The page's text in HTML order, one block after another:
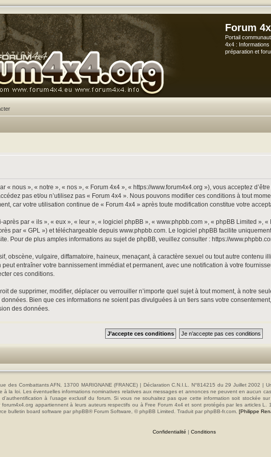
Forum
Portail
4x4 :
préparation et
« nous », « notre », « nos », « Forum 4x4 », « https://www.forum4x4.org »), vous acceptez
pas et/ou n’utilisez pas « Forum 4x4 ». Nous pouvons modifier ces conditions à tout
car votre utilisation continue de « Forum 4x4 » après toute modification constitue votre
par « ils », « eux », « leur », « logiciel phpBB », « www.phpbb.com », « phpBB Limited »,
par « GPL ») et téléchargeable depuis www.phpbb.com. Le logiciel phpBB facilite
Pour de plus amples informations au sujet de phpBB, veuillez consulter : https://
obscène, vulgaire, diffamatoire, haineux, menaçant, à caractère sexuel ou tout autre contenu
entraîner votre bannissement immédiat et permanent, avec une notification à votre
ces conditions.
de supprimer, modifier, déplacer ou verrouiller n’importe quel sujet à tout moment, à notre
Bien que ces informations ne soient pas divulguées à un tiers sans votre
des données.
des Combattants AFN, 13700 MARIGNANE (FRANCE) | Déclaration C.N.I.L. N°814215 du 29 Juillet 2002
à la loi. Les éventuelles informations nominatives relatives aux messages et annonces ne peuvent en aucun
à l'usage exclusif du forum. Si vous ne souhaitez pas que cette information soit stockée
appartiennent à leurs auteurs respectifs ou à Free Forum 4x4 et sont protégés par les articles
bulletin board software par phpBB® Forum Software, © phpBB Limited. Traduit par phpBB-fr.com. [Philippe
Confidentialité | Conditions